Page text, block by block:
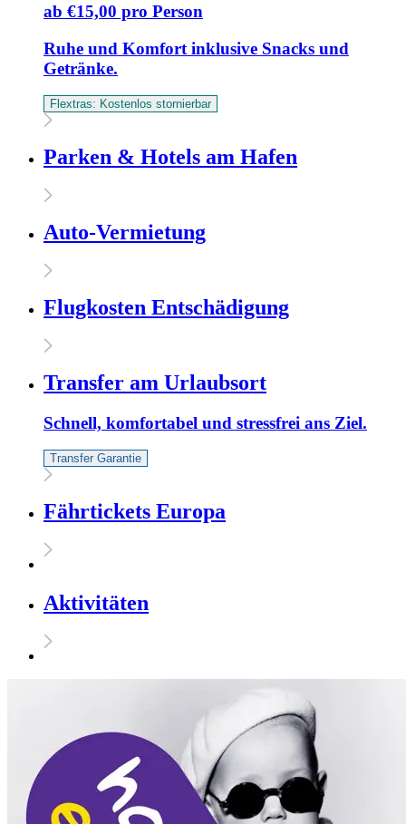
ab €15,00 pro Person
Ruhe und Komfort inklusive Snacks und
Getränke.
Flextras: Kostenlos stornierbar
Parken & Hotels am Hafen
Auto-Vermietung
Flugkosten Entschädigung
Transfer am Urlaubsort
Schnell, komfortabel und stressfrei ans Ziel.
Transfer Garantie
Fährtickets Europa
Aktivitäten